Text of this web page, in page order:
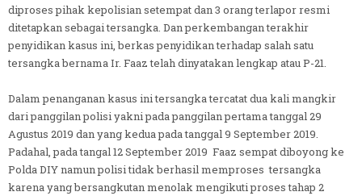
diproses pihak kepolisian setempat dan 3 orang terlapor resmi
ditetapkan sebagai tersangka. Dan perkembangan terakhir
penyidikan kasus ini, berkas penyidikan terhadap salah satu
tersangka bernama Ir. Faaz telah dinyatakan lengkap atau P-21.
Dalam penanganan kasus ini tersangka tercatat dua kali mangkir
dari panggilan polisi yakni pada panggilan pertama tanggal 29
Agustus 2019 dan yang kedua pada tanggal 9 September 2019.
Padahal, pada tangal 12 September 2019 Faaz sempat diboyong ke
Polda DIY namun polisi tidak berhasil memproses tersangka
karena yang bersangkutan menolak mengikuti proses tahap 2